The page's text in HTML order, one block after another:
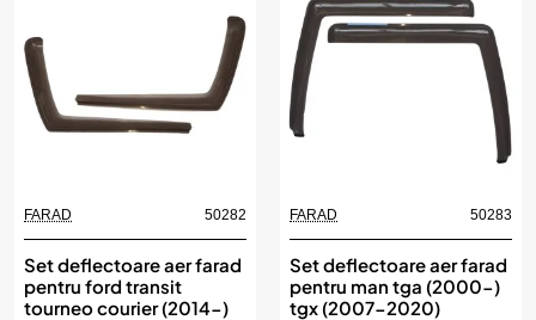
FARAD 50282
Set deflectoare aer farad
pentru ford transit
tourneo courier (2014-)
FARAD 50283
Set deflectoare aer farad
pentru man tga (2000-)
tgx (2007-2020)